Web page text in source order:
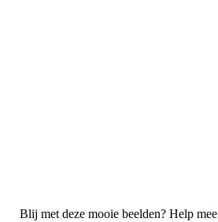
Blij met deze mooie beelden? Help mee